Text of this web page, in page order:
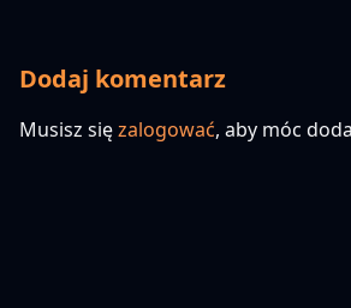
Dodaj komentarz
Musisz sięzalogować, aby móc